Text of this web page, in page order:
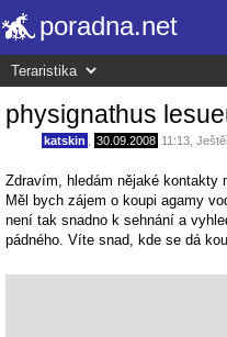
poradna.net
physignathus
katskin 30.09.2008 11:13
Zdravím, hledám nějaké kontakty
Měl bych zájem o koupi agamy
není tak snadno k sehnání a
pádného. Víte snad, kde se dá